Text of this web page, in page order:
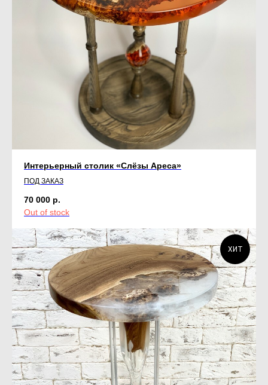
Интерьерный столик «Слёзы Ареса»
ПОД ЗАКАЗ
70 000 р.
Out of stock
ХИТ